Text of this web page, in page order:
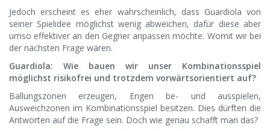
Jedoch erscheint es eher wahrscheinlich, dass Guardiola von
seiner Spielidee möglichst wenig abweichen, dafür diese aber
umso effektiver an den Gegner anpassen möchte. Womit wir bei
der nächsten Frage wären.
Guardiola: Wie bauen wir unser Kombinationsspiel
möglichst risikofrei und trotzdem vorwärtsorientiert auf?
Ballungszonen erzeugen, Engen be- und ausspielen,
Ausweichzonen im Kombinationsspiel besitzen. Dies dürften die
Antworten auf die Frage sein. Doch wie genau schafft man das?